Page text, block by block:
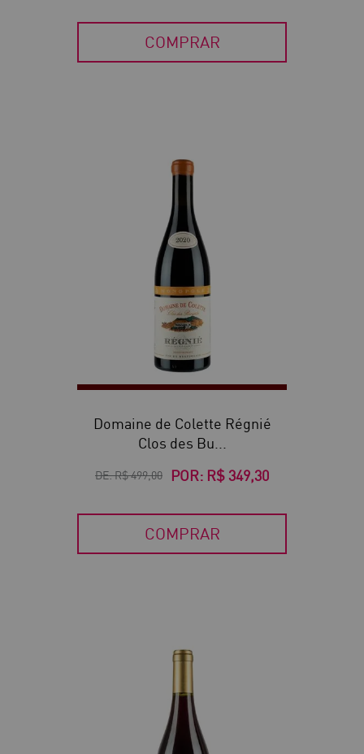
COMPRAR
Domaine de Colette Régnié
Clos des Bu...
DE:R$ 499,00 POR: R$ 349,30
COMPRAR